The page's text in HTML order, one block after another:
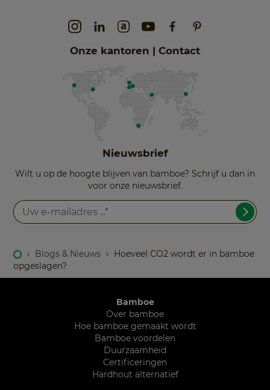
Onze kantoren | Contact
Nieuwsbrief
Wilt u op de hoogte blijven van bamboe? Schrijf u dan in
voor onze nieuwsbrief.
› Blogs & Nieuws ›
Hoeveel CO2 wordt er in bamboe
opgeslagen?
Bamboe
Over bamboe
Hoe bamboe gemaakt wordt
Bamboe voordelen
Duurzaamheid
Certificeringen
Hardhout alternatief